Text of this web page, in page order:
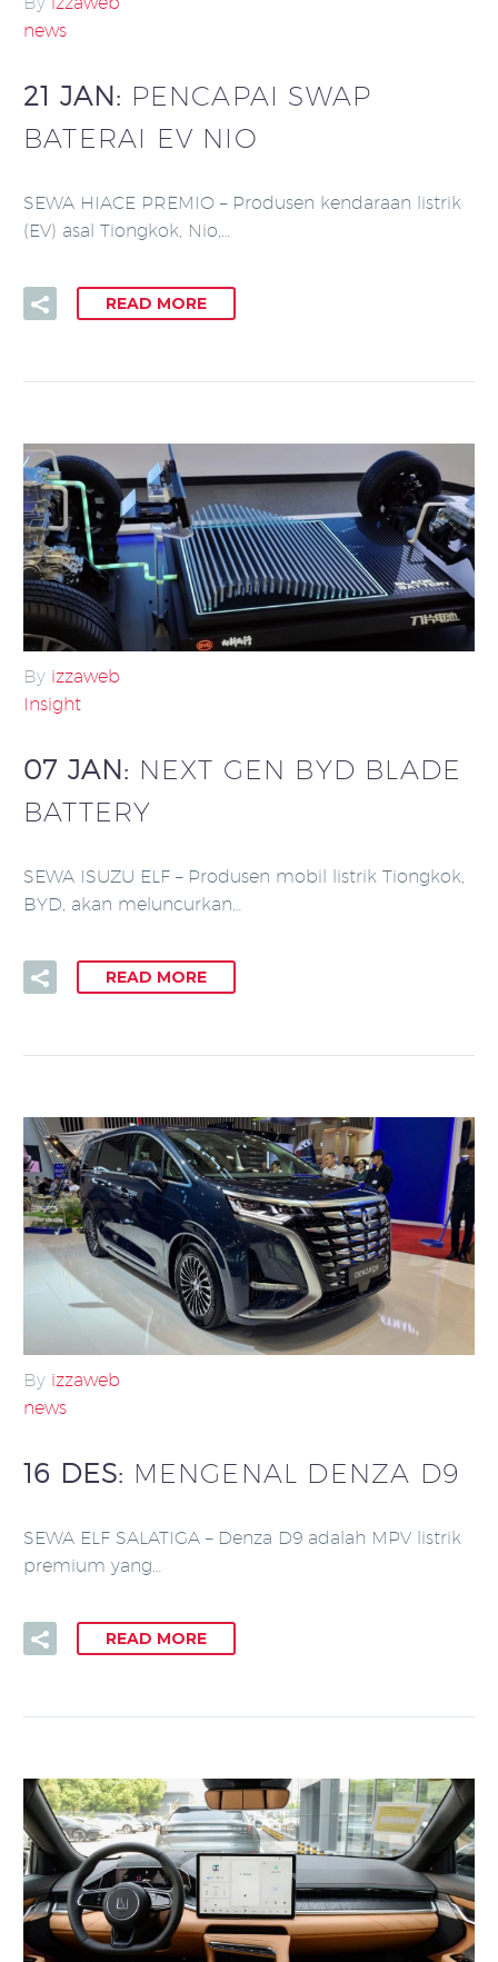
news
21 JAN: PENCAPAI SWAP
BATERAI EV NIO
SEWA HIACE PREMIO – Produsen kendaraan listrik
(EV) asal Tiongkok, Nio,…
READ MORE
By izzaweb
Insight
07 JAN: NEXT GEN BYD BLADE
BATTERY
SEWA ISUZU ELF – Produsen mobil listrik Tiongkok,
BYD, akan meluncurkan…
READ MORE
By izzaweb
news
16 DES: MENGENAL DENZA D9
SEWA ELF SALATIGA – Denza D9 adalah MPV listrik
premium yang…
READ MORE